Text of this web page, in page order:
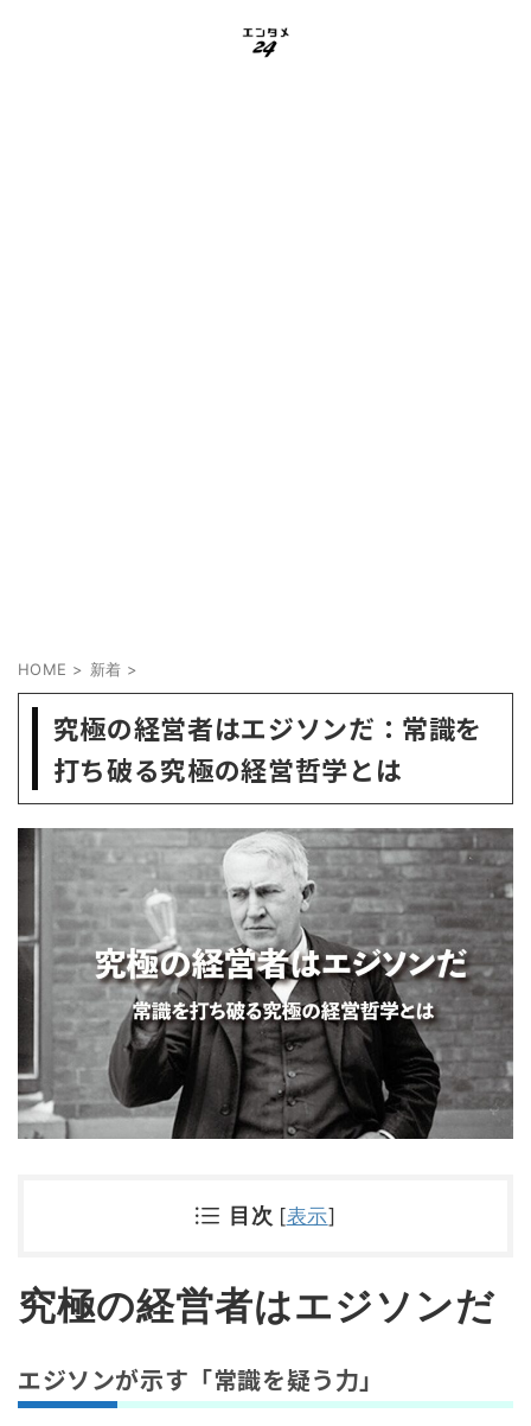
HOME > 新着 >
究極の経営者はエジソンだ：常識を
打ち破る究極の経営哲学とは
目次 [表示]
究極の経営者はエジソンだ
エジソンが示す「常識を疑う力」